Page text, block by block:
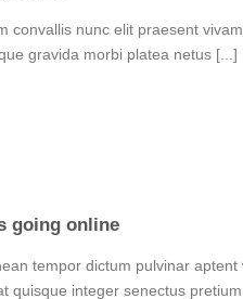
convallis nunc elit praesent
gravida morbi platea netus [...]
going online
tempor dictum pulvinar
quisque integer senectus